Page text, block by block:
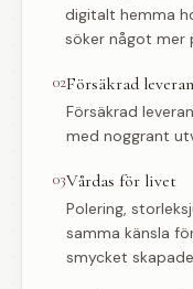
digitalt hemma
söker något mer
02Försäkrad
Försäkrad
med noggrant
03Vårdas för livet
Polering,
samma känsla
smycket